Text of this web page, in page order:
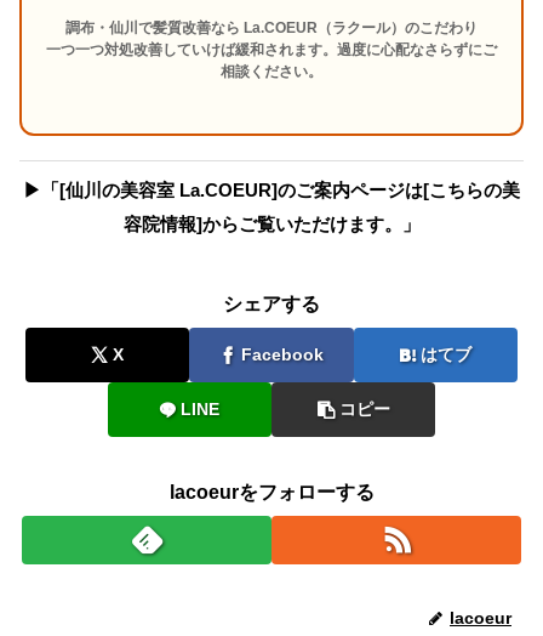
調布・仙川で髪質改善なら La.COEUR（ラクール）のこだわり
一つ一つ対処改善していけば緩和されます。過度に心配なさらずにご
相談ください。
▶︎「[仙川の美容室 La.COEUR]のご案内ページは[こちらの美
容院情報]からご覧いただけます。」
シェアする
X Facebook はてブ
LINE コピー
lacoeurをフォローする
lacoeur